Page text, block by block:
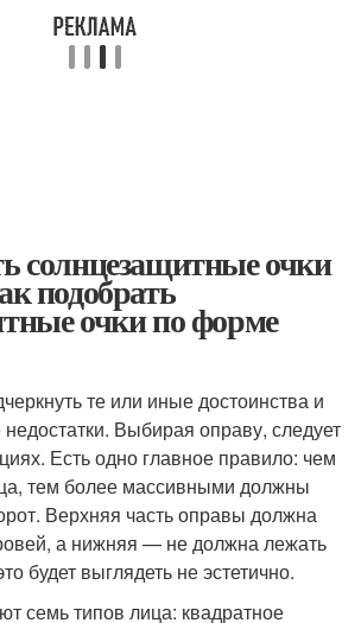
солнцезащитные очки
подобрать
очки по форме
те или иные достоинства и
Выбирая оправу, следует
Есть одно главное правило: чем
тем более массивными должны
Верхняя часть оправы должна
а нижняя — не должна лежать
будет выглядеть не эстетично.
семь типов лица: квадратное